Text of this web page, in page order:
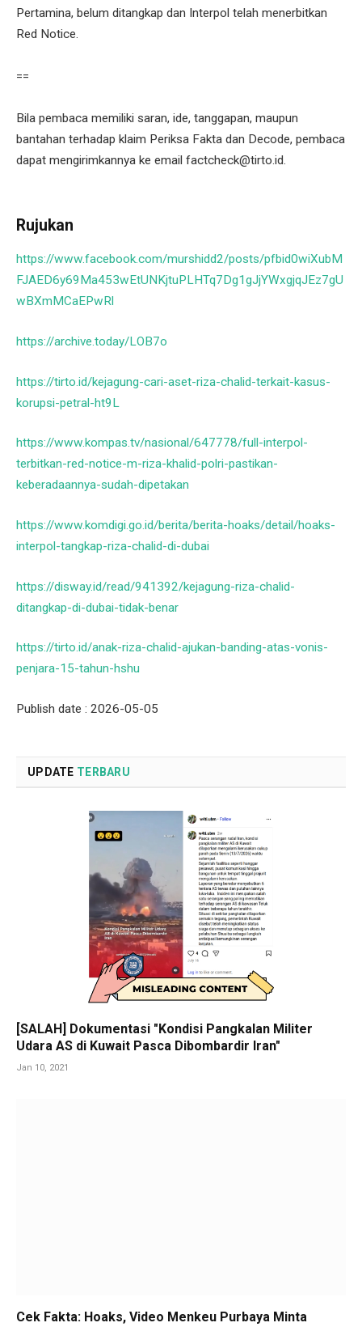
Pertamina, belum ditangkap dan Interpol telah menerbitkan
Red Notice.
==
Bila pembaca memiliki saran, ide, tanggapan, maupun
bantahan terhadap klaim Periksa Fakta dan Decode, pembaca
dapat mengirimkannya ke email factcheck@tirto.id.
Rujukan
https://www.facebook.com/murshidd2/posts/pfbid0wiXubM
FJAED6y69Ma453wEtUNKjtuPLHTq7Dg1gJjYWxgjqJEz7gU
wBXmMCaEPwRl
https://archive.today/LOB7o
https://tirto.id/kejagung-cari-aset-riza-chalid-terkait-kasus-
korupsi-petral-ht9L
https://www.kompas.tv/nasional/647778/full-interpol-
terbitkan-red-notice-m-riza-khalid-polri-pastikan-
keberadaannya-sudah-dipetakan
https://www.komdigi.go.id/berita/berita-hoaks/detail/hoaks-
interpol-tangkap-riza-chalid-di-dubai
https://disway.id/read/941392/kejagung-riza-chalid-
ditangkap-di-dubai-tidak-benar
https://tirto.id/anak-riza-chalid-ajukan-banding-atas-vonis-
penjara-15-tahun-hshu
Publish date : 2026-05-05
UPDATE TERBARU
[SALAH] Dokumentasi "Kondisi Pangkalan Militer
Udara AS di Kuwait Pasca Dibombardir Iran"
Jan 10, 2021
Cek Fakta: Hoaks, Video Menkeu Purbaya Minta